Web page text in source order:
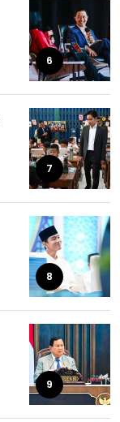
6
7
8
9